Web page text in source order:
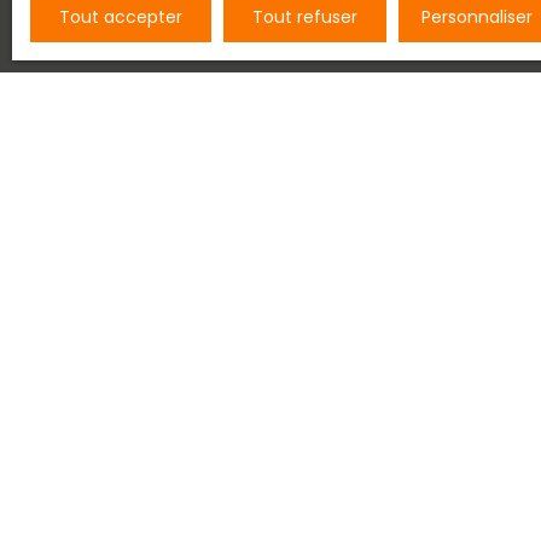
à droite de l'écran pour être automatiquement
correspondant à vos critères de recherche.
Tout accepter Tout refuser Personnaliser